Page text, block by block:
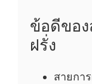
ข้อดีขอ
ฝรั่ง
สายกา